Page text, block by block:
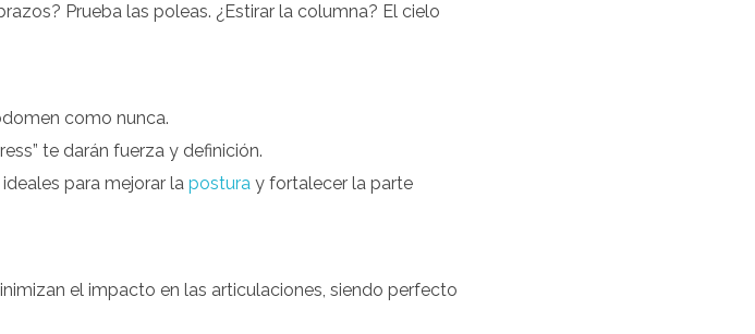
Prueba las poleas. ¿Estirar la columna? El cielo
como nunca.
te darán fuerza y definición.
para mejorar la posturay fortalecer la parte
el impacto en las articulaciones, siendo perfecto